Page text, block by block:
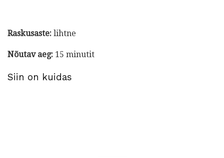
Raskusaste: lihtne
Nõutav aeg: 15 minutit
Siin on kuidas